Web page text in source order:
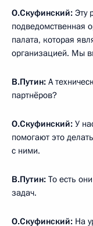
О.Скуфинский: Эту
подведомственная
палата, которая
организацией. Мы
В.Путин: А
партнёров?
О.Скуфинский: У
помогают это
с ними.
В.Путин: То есть
задач.
О.Скуфинский: На